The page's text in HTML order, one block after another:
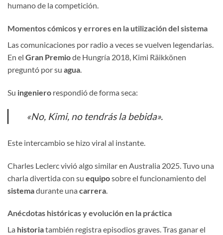
humano de la competición.
Momentos cómicos y errores en la utilización del sistema
Las comunicaciones por radio a veces se vuelven legendarias.
En el Gran Premiode Hungría 2018, Kimi Räikkönen
preguntó por su agua.
Su ingeniero respondió de forma seca:
«No, Kimi, no tendrás la bebida».
Este intercambio se hizo viral al instante.
Charles Leclerc vivió algo similar en Australia 2025. Tuvo una
charla divertida con su equiposobre el funcionamiento del
sistemadurante una carrera
Anécdotas históricas y evolución en la práctica
La historiatambién registra episodios graves. Tras ganar el